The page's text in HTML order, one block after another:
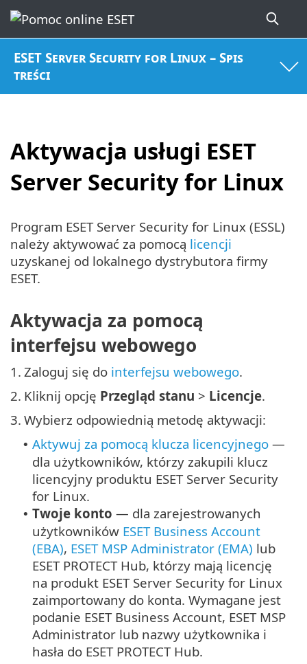
ESET Server Security for Linux – Spis
treści
Aktywacja usługi ESET
Server Security for Linux
Program ESET Server Security for Linux (ESSL)
należy aktywować za pomocą licencji
uzyskanej od lokalnego dystrybutora firmy
ESET.
Aktywacja za pomocą
interfejsu webowego
1. Zaloguj się do interfejsu webowego.
2. Kliknij opcję Przegląd stanu > Licencje.
3. Wybierz odpowiednią metodę aktywacji:
• Aktywuj za pomocą klucza licencyjnego —
dla użytkowników, którzy zakupili klucz
licencyjny produktu ESET Server Security
for Linux.
• Twoje konto — dla zarejestrowanych
użytkowników ESET Business Account
(EBA), ESET MSP Administrator (EMA) lub
ESET PROTECT Hub, którzy mają licencję
na produkt ESET Server Security for Linux
zaimportowany do konta. Wymagane jest
podanie ESET Business Account, ESET MSP
Administrator lub nazwy użytkownika i
hasła do ESET PROTECT Hub.